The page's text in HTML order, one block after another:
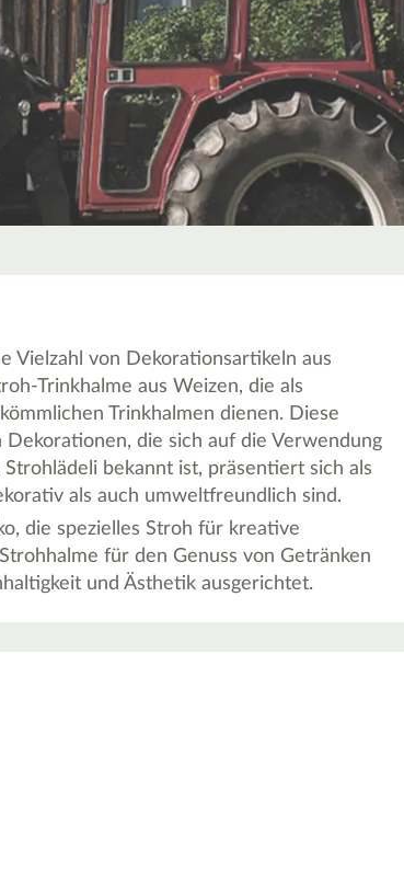
Vielzahl von Dekorationsartikeln aus
Trinkhalme aus Weizen, die als
Trinkhalmen dienen. Diese
Dekorationen, die sich auf die Verwendung
bekannt ist, präsentiert sich als
als auch umweltfreundlich sind.
die spezielles Stroh für kreative
für den Genuss von Getränken
und Ästhetik ausgerichtet.